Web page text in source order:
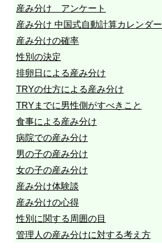
産み分け アンケート
産み分け 中国式自動計算カレンダー
産み分けの確率
性別の決定
排卵日による産み分け
TRYの仕方による産み分け
TRYまでに男性側がすべきこと
食事による産み分け
病院での産み分け
男の子の産み分け
女の子の産み分け
産み分け体験談
産み分けの心得
性別に関する周囲の目
管理人の産み分けに対する考え方